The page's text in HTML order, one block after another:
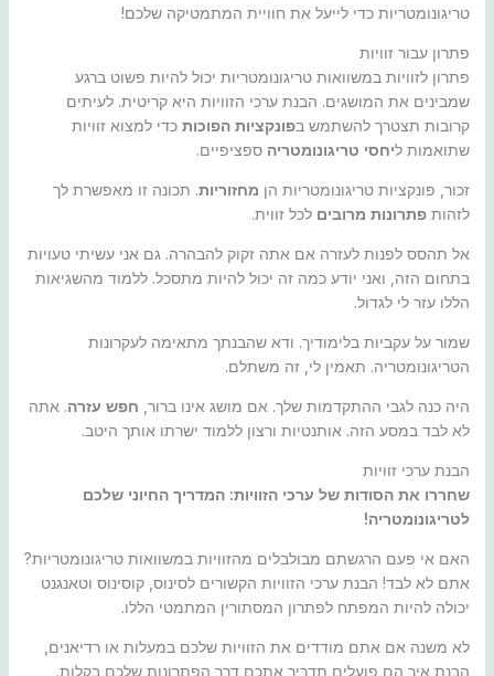
טריגונומטריות כדי לייעל את חוויית המתמטיקה שלכם!
פתרון עבור זוויות
פתרון לזוויות במשוואות טריגונומטריות יכול להיות פשוט ברגע
שמבינים את המושגים. הבנת ערכי הזוויות היא קריטית. לעיתים
קרובות תצטרך להשתמש בפונקציות הפוכותכדי למצוא זוויות
שתואמות ליחסי טריגונומטריה ספציפיים.
זכור, פונקציות טריגונומטריות הן מחזוריות. תכונה זו מאפשרת לך
לזהות פתרונות מרובים לכל זווית.
אל תהסס לפנות לעזרה אם אתה זקוק להבהרה. גם אני עשיתי טעויות
בתחום הזה, ואני יודע כמה זה יכול להיות מתסכל. ללמוד מהשגיאות
הללו עזר לי לגדול.
שמור על עקביות בלימודיך. ודא שהבנתך מתאימה לעקרונות
הטריגונומטריה. תאמין לי, זה משתלם.
היה כנה לגבי ההתקדמות שלך. אם מושג אינו ברור, חפש עזרה. אתה
לא לבד במסע הזה. אותנטיות ורצון ללמוד ישרתו אותך היטב.
הבנת ערכי זוויות
שחררו את הסודות של ערכי הזוויות: המדריך החיוני שלכם
לטריגונומטריה!
האם אי פעם הרגשתם מבולבלים מהזוויות במשוואות טריגונומטריות?
אתם לא לבד! הבנת ערכי הזוויות הקשורים לסינוס, קוסינוס וטאנגנט
יכולה להיות המפתח לפתרון המסתורין המתמטי הללו.
לא משנה אם אתם מודדים את הזוויות שלכם במעלות או רדיאנים,
הבנת איך הם פועלים תדריך אתכם דרך הפתרונות שלכם בקלות.